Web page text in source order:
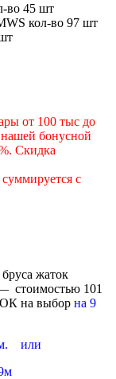
во 45 шт
кол-во 97 шт
от 100 тыс до
бонусной
Скидка
с
жаток
стоимостью 101
на выбор на 9
или